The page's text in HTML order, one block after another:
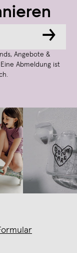
→
Angebote &
Abmeldung ist